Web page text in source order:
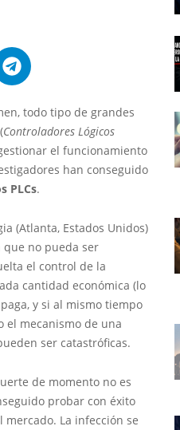
todo tipo de grandes
(Controladores Lógicos
el funcionamiento
han conseguido
PLCs.
(Atlanta, Estados Unidos)
que no pueda ser
el control de la
cantidad económica (lo
y si al mismo tiempo
el mecanismo de una
ser catastróficas.
de momento no es
probar con éxito
mercado. La infección se